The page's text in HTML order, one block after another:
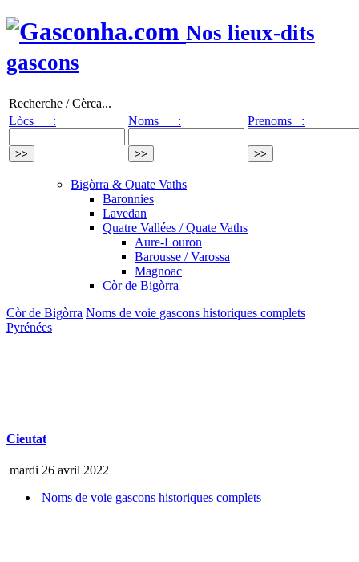
Nos lieux-dits
gascons
Recherche / Cèrca...
Lòcs :
Noms : Prenoms :
Bigòrra & Quate Vaths
Baronnies
Lavedan
Quatre Vallées / Quate Vaths
Aure-Louron
Barousse / Varossa
Magnoac
Còr de Bigòrra
Còr de Bigòrra Noms de voie gascons historiques complets
Pyrénées
Cieutat
mardi 26 avril 2022
Noms de voie gascons historiques complets